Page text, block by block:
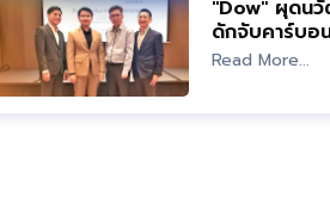
"Dow" ผุดน
ดักจับคาร์บอน หนุนนโยบาย
Zero"
Read More...